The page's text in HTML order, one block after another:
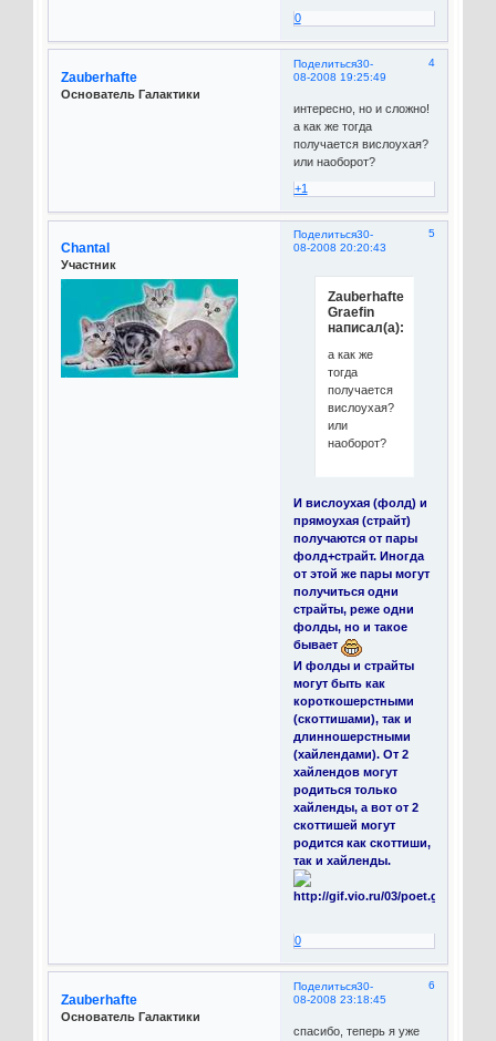
0
Поделиться 4
30-
08-2008 19:25:49
Zauberhafte
Основатель Галактики
интересно, но и сложно!
а как же тогда
получается вислоухая?
или наоборот?
+1
Поделиться 5
30-
08-2008 20:20:43
Chantal
Участник
Zauberhafte
Graefin
написал(а):
а как же
тогда
получается
вислоухая?
или
наоборот?
И вислоухая (фолд) и
прямоухая (страйт)
получаются от пары
фолд+страйт. Иногда
от этой же пары могут
получиться одни
страйты, реже одни
фолды, но и такое
бывает
И фолды и страйты
могут быть как
короткошерстными
(скоттишами), так и
длинношерстными
(хайлендами). От 2
хайлендов могут
родиться только
хайленды, а вот от 2
скоттишей могут
родится как скоттиши,
так и хайленды.
0
Поделиться 6
30-
08-2008 23:18:45
Zauberhafte
Основатель Галактики
спасибо, теперь я уже